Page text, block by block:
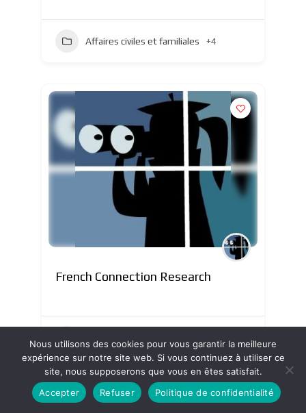
Affaires civiles et familiales +4
French Connection Research
Nous utilisons des cookies pour vous garantir la meilleure
expérience sur notre site web. Si vous continuez à utiliser ce
site, nous supposerons que vous en êtes satisfait.
Accepter
Refuser Politique de confidentialité